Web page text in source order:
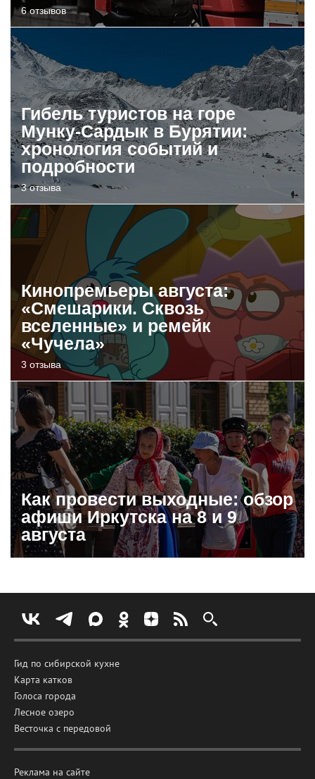
6 отзывов
Гибель туристов на горе
Мунку-Сардык в Бурятии:
хронология событий и
подробности
3 отзыва
Кинопремьеры августа:
«Смешарики. Сквозь
вселенные» и ремейк
«Чучела»
3 отзыва
Как провести выходные: обзор
афиши Иркутска на 8 и 9
августа
Гид по сибирской кухне
Карта катков
Голоса города
Лесное озеро
Весточка с передовой
Реклама на сайте